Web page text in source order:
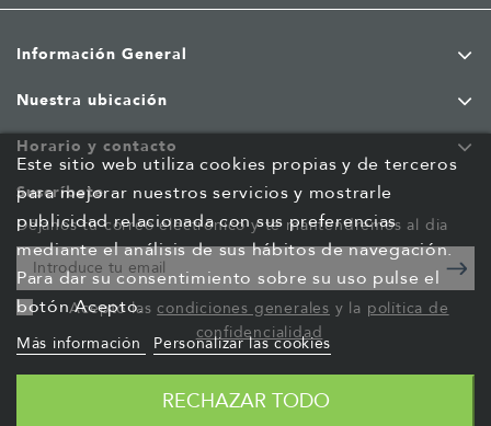
Información General
Nuestra ubicación
Horario y contacto
Suscríbete
Déjanos tu correo electrónico y te mantendremos al dia
Acepto lascondiciones generales y la política de
confidencialidad
Este sitio web utiliza cookies propias y de terceros
para mejorar nuestros servicios y mostrarle
publicidad relacionada con sus preferencias
mediante el análisis de sus hábitos de navegación.
Para dar su consentimiento sobre su uso pulse el
botón Acepto.
Más información Personalizar las cookies
RECHAZAR TODO